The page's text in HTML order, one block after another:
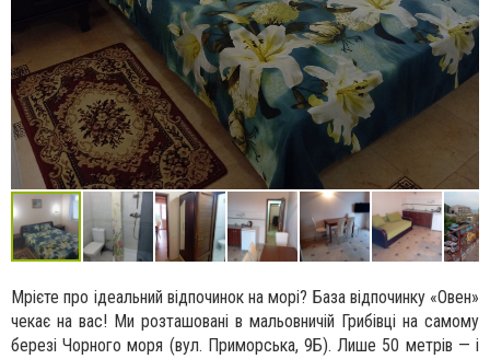
Мрієте про ідеальний відпочинок на морі? База відпочинку «Овен»
чекає на вас! Ми розташовані в мальовничій Грибівці на самому
березі Чорного моря (вул. Приморська, 9Б). Лише 50 метрів — і